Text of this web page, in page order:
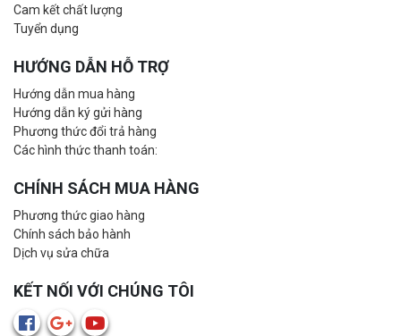
Cam kết chất lượng
Tuyển dụng
HƯỚNG DẪN HỖ TRỢ
Hướng dẫn mua hàng
Hướng dẫn ký gửi hàng
Phương thức đổi trả hàng
Các hình thức thanh toán:
CHÍNH SÁCH MUA HÀNG
Phương thức giao hàng
Chính sách bảo hành
Dịch vụ sửa chữa
KẾT NỐI VỚI CHÚNG TÔI